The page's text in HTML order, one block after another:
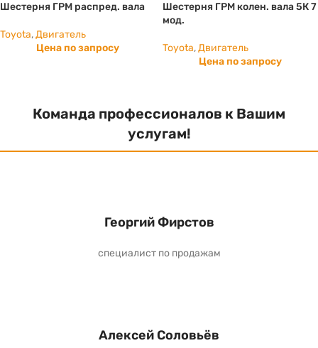
Шестерня ГРМ распред. вала
Toyota,Двигатель
Цена по запросу
Шестерня ГРМ колен. вала 5К 7
мод.
Toyota,Двигатель
Цена по запросу
Команда профессионалов к Вашим
услугам!
Георгий Фирстов
специалист по продажам
Алексей Соловьёв